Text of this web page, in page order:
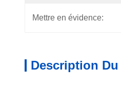
Mettre en évidence:
Description